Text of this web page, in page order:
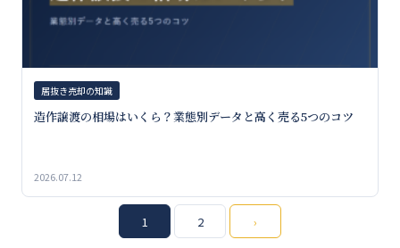
居抜き売却の知識
造作譲渡の相場はいくら？業態別データと高く売る5つのコツ
2026.07.12
投
1 2 ›